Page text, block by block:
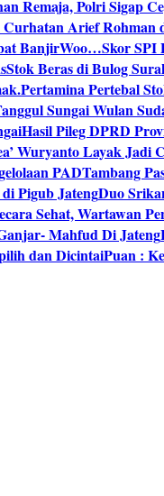
Remaja, Polri Sigap
Arief Rohman
BanjirWoo…Skor SPI
Stok Beras di Bulog
Pertamina Pertebal
Sungai Wulan
Hasil Pileg DPRD
Wuryanto Layak Jadi
PADTambang
Pigub JatengDuo
Sehat, Wartawan
Mahfud Di Jateng
dan DicintaiPuan :